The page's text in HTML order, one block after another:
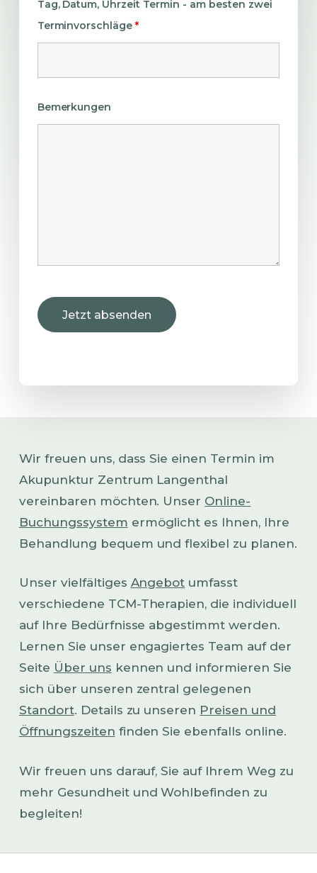
Tag, Datum, Uhrzeit Termin - am besten zwei
Terminvorschläge*
Bemerkungen
Wir freuen uns, dass Sie einen Termin im
Akupunktur Zentrum Langenthal
vereinbaren möchten. Unser Online-
Buchungssystem ermöglicht es Ihnen, Ihre
Behandlung bequem und flexibel zu planen.
Unser vielfältiges Angebot umfasst
verschiedene TCM-Therapien, die individuell
auf Ihre Bedürfnisse abgestimmt werden.
Lernen Sie unser engagiertes Team auf der
Seite Über uns kennen und informieren Sie
sich über unseren zentral gelegenen
Standort. Details zu unseren Preisen und
Öffnungszeiten finden Sie ebenfalls online.
Wir freuen uns darauf, Sie auf Ihrem Weg zu
mehr Gesundheit und Wohlbefinden zu
begleiten!